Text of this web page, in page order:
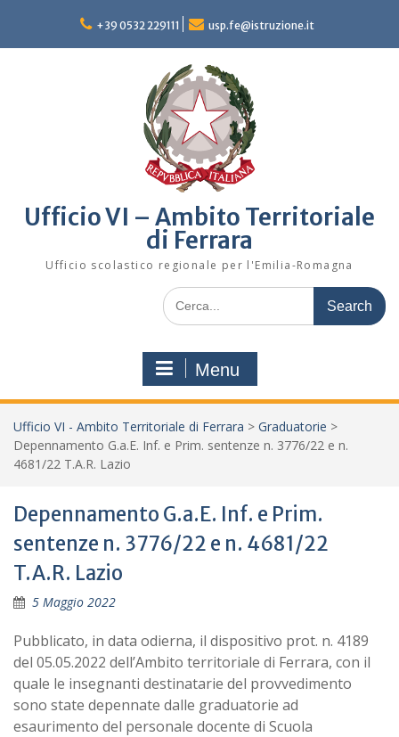
content
+39 0532 229111 usp.fe@istruzione.it
Ufficio VI – Ambito Territoriale
di Ferrara
Ufficio scolastico regionale per l'Emilia-Romagna
Search
for:
Menu
Ufficio VI - Ambito Territoriale di Ferrara > Graduatorie >
Depennamento G.a.E. Inf. e Prim. sentenze n. 3776/22 e n.
4681/22 T.A.R. Lazio
Depennamento G.a.E. Inf. e Prim.
sentenze n. 3776/22 e n. 4681/22
T.A.R. Lazio
5 Maggio 2022
Pubblicato, in data odierna, il dispositivo prot. n. 4189
del 05.05.2022 dell’Ambito territoriale di Ferrara, con il
quale le insegnanti destinatarie del provvedimento
sono state depennate dalle graduatorie ad
esaurimento del personale docente di Scuola